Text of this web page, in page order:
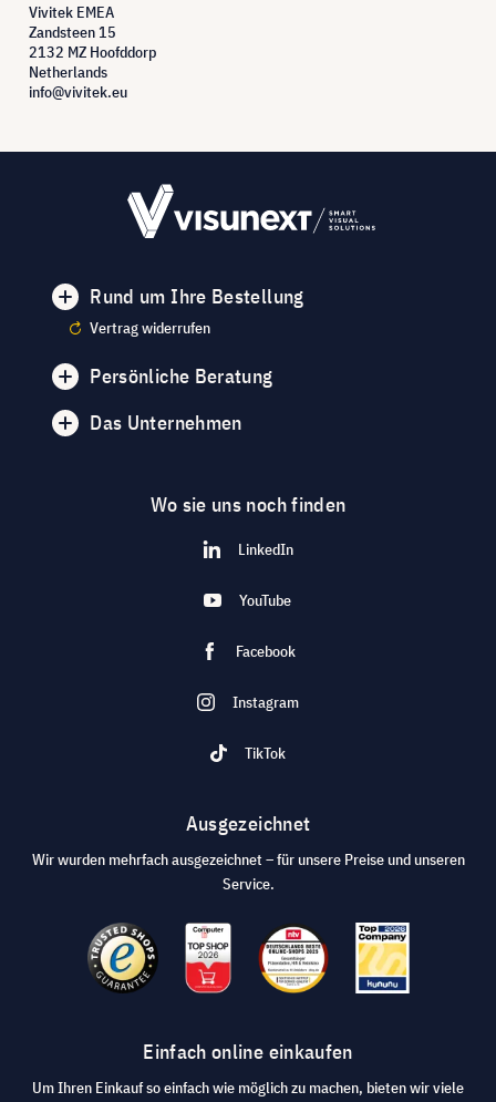
Vivitek EMEA
Zandsteen 15
2132 MZ Hoofddorp
Netherlands
info@vivitek.eu
Rund um Ihre Bestellung
Vertrag widerrufen
Persönliche Beratung
Das Unternehmen
Wo sie uns noch finden
LinkedIn
YouTube
Facebook
Instagram
TikTok
Ausgezeichnet
Wir wurden mehrfach ausgezeichnet – für unsere Preise und unseren
Service.
Einfach online einkaufen
Um Ihren Einkauf so einfach wie möglich zu machen, bieten wir viele